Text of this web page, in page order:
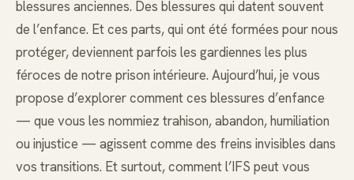
blessures anciennes. Des blessures qui datent souvent
de l’enfance. Et ces parts, qui ont été formées pour nous
protéger, deviennent parfois les gardiennes les plus
féroces de notre prison intérieure. Aujourd’hui, je vous
propose d’explorer comment ces blessures d’enfance
— que vous les nommiez trahison, abandon, humiliation
ou injustice — agissent comme des freins invisibles dans
vos transitions. Et surtout, comment l’IFS peut vous